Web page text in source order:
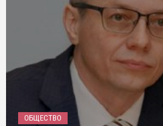
ОБЩЕСТВО